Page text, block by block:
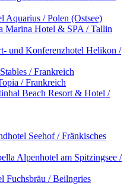
/ Polen (Ostsee)
Hotel & SPA / Tallin
Konferenzhotel Helikon /
/ Frankreich
/ Frankreich
Resort & Hotel /
Seehof / Fränkisches
am Spitzingsee /
/ Beilngries